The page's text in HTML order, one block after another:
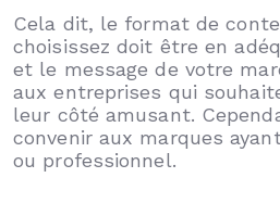
Cela dit, le format de
choisissez doit être en
et le message de votre
aux entreprises qui
leur côté amusant.
convenir aux marques
ou professionnel.